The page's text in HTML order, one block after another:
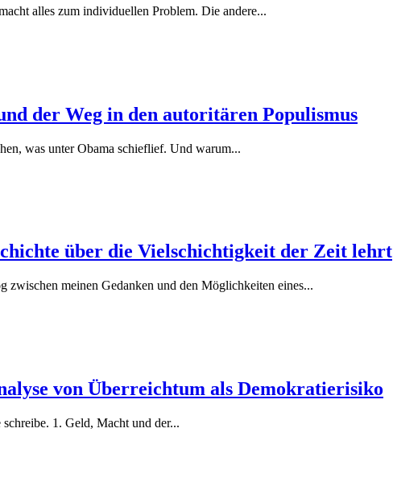
alles zum individuellen Problem. Die andere...
der Weg in den autoritären Populismus
was unter Obama schieflief. Und warum...
über die Vielschichtigkeit der Zeit lehrt
zwischen meinen Gedanken und den Möglichkeiten eines...
von Überreichtum als Demokratierisiko
1. Geld, Macht und der...